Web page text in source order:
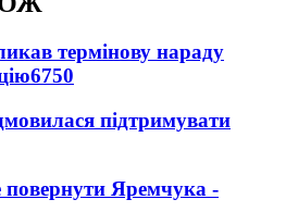
термінову нараду
6750
підтримувати
Яремчука -